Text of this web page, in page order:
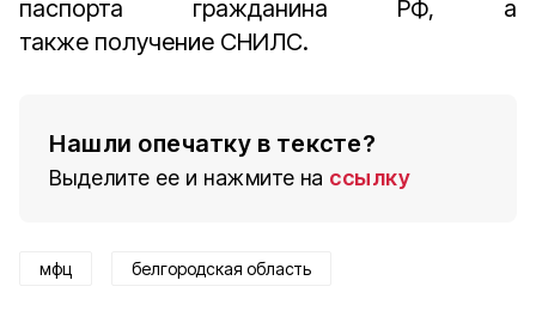
паспорта гражданина РФ, а
также получение СНИЛС.
Нашли опечатку в тексте?
Выделите ее и нажмите на ссылку
мфц белгородская область